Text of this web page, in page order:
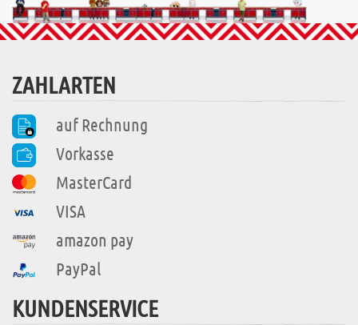
ZAHLARTEN
auf Rechnung
Vorkasse
MasterCard
VISA
amazon pay
PayPal
KUNDENSERVICE